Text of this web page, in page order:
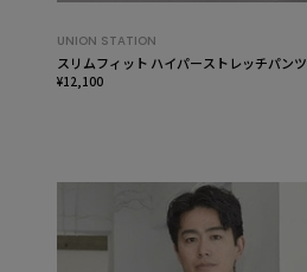
UNION STATION
スリムフィット ハイパーストレッチパンツ
¥12,100